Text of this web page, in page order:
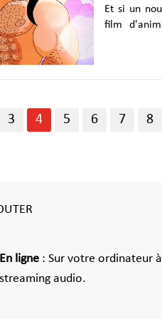
Et si un
film
crible le
3 4 5 6 7 8
En ligne : Sur votre ordinateur
streaming audio.